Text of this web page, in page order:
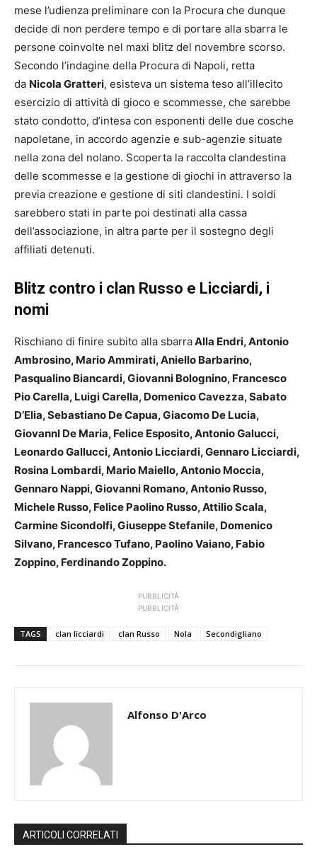
mese l’udienza preliminare con la Procura che dunque
decide di non perdere tempo e di portare alla sbarra le
persone coinvolte nel maxi blitz del novembre scorso.
Secondo l’indagine della Procura di Napoli, retta
da Nicola Gratteri, esisteva un sistema teso all’illecito
esercizio di attività di gioco e scommesse, che sarebbe
stato condotto, d’intesa con esponenti delle due cosche
napoletane, in accordo agenzie e sub-agenzie situate
nella zona del nolano. Scoperta la raccolta clandestina
delle scommesse e la gestione di giochi in attraverso la
previa creazione e gestione di siti clandestini. I soldi
sarebbero stati in parte poi destinati alla cassa
dell’associazione, in altra parte per il sostegno degli
affiliati detenuti.
Blitz contro i clan Russo e Licciardi, i
nomi
Rischiano di finire subito alla sbarraAlla Endri, Antonio
Ambrosino, Mario Ammirati, Aniello Barbarino,
Pasqualino Biancardi, Giovanni Bolognino, Francesco
Pio Carella, Luigi Carella, Domenico Cavezza, Sabato
D’Elia, Sebastiano De Capua, Giacomo De Lucia,
GiovannI De Maria, Felice Esposito, Antonio Galucci,
Leonardo Gallucci, Antonio Licciardi, Gennaro Licciardi,
Rosina Lombardi, Mario Maiello, Antonio Moccia,
Gennaro Nappi, Giovanni Romano, Antonio Russo,
Michele Russo, Felice Paolino Russo, Attilio Scala,
Carmine Sicondolfi, Giuseppe Stefanile, Domenico
Silvano, Francesco Tufano, Paolino Vaiano, Fabio
Zoppino, Ferdinando Zoppino.
PUBBLICITÀ
PUBBLICITÀ
TAGS clan licciardi clan Russo Nola Secondigliano
Alfonso D'Arco
ARTICOLI CORRELATI